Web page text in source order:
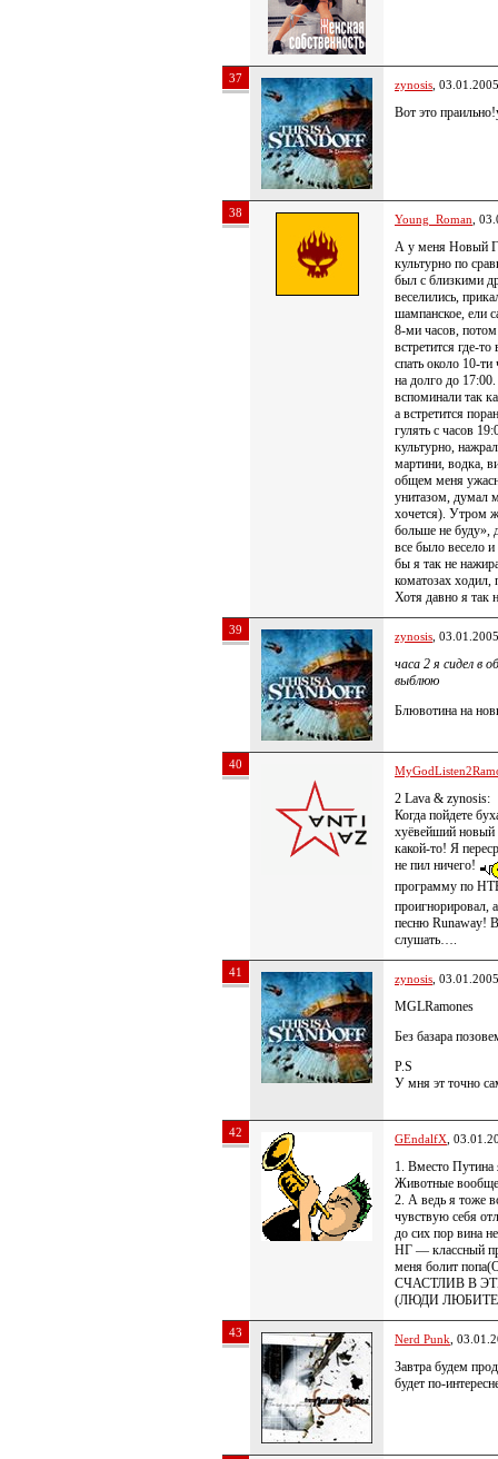
37 zynosis ,
Вот это
38 Young_Roman ,
А у меня Новый
культурно по
был с близкими
веселились,
шампанское, ели
8-ми часов,
встретится где-
спать около 10-
на долго до
вспоминали так
а встретится
гулять с часов
культурно,
мартини, водка,
общем меня
унитазом, думал
хочется). Утром
больше не буду»,
все было весело
бы я так не
коматозах ходил,
Хотя давно я так
39 zynosis ,
часа 2 я сидел в
выблюю
Блювотина на
40
2 Lava & zynosis:
Когда пойдете
хуёвейший новый
какой-то! Я
не пил ничего!
программу по
проигнорировал,
песню Runaway!
слушать….
41 zynosis ,
MGLRamones
Без базара
P.S
У мня эт точно
42 GEndalfX ,
1. Вместо Путина
Животные
2. А ведь я тоже
чувствую себя
до сих пор вина
НГ — классный
меня болит
СЧАСТЛИВ В
(ЛЮДИ ЛЮБИТЕ
43 Nerd Punk ,
Завтра будем
будет по-